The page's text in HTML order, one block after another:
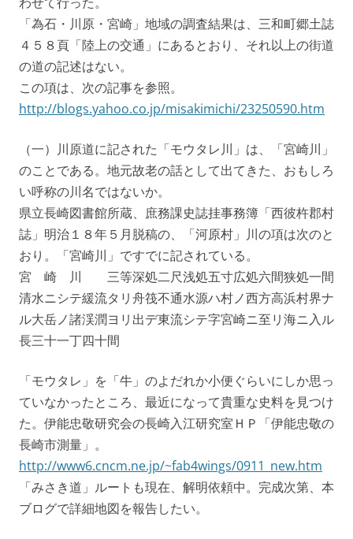
「為石・川原・宮崎」地域の調査結果は、三和町郷土誌
４５８頁「陸上の交通」にあるとおり、それ以上の街道
の道の記述はない。
この項は、次の記事を参照。
http://blogs.yahoo.co.jp/misakimichi/23250590.htm
（一）川原道に記された「モウタレ川」は、「宮崎川」
のことである。地元故老の話として出てきた、おもしろ
い呼称の川名ではないか。
県立長崎図書館所蔵、庶務課史誌挂事務簿「西彼杵郡村
誌」明治１８年５月脱稿の、「河原村」川の項は次のと
おり。「宮崎川」ですでに記されている。
宮 崎 川 三等深処二尺浅処五寸広処六間狭処一間
清水ニシテ緩流タリ舟筏不通水源ハ村ノ西方高浜村界ナ
ル大岳ノ諸渓潤ヨリ出デ東流シテ字宮崎ニ至リ海ニ入ル
長三十一丁四十間
「モウタレ」を「牛」のよだれか小便ぐらいにしか思っ
ていなかったところ、最近になって貴重な史料を見つけ
た。伊能忠敬研究会の長崎入江研究室ＨＰ「伊能忠敬の
長崎市測量」。
http://www6.cncm.ne.jp/~fab4wings/0911_new.htm
「みさき道」ルートも現在、解明依頼中。完成次第、本
ブログで詳細地図を報告したい。